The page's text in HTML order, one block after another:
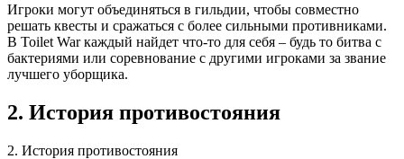
Игроки могут объединяться в гильдии, чтобы совместно
решать квесты и сражаться с более сильными противниками.
В Toilet War каждый найдет что-то для себя – будь то битва с
бактериями или соревнование с другими игроками за звание
лучшего уборщика.
2. История противостояния
2. История противостояния